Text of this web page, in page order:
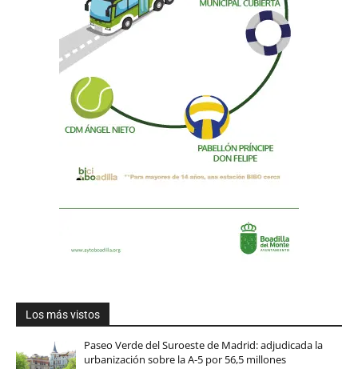
Los más vistos
Paseo Verde del Suroeste de Madrid: adjudicada la
urbanización sobre la A-5 por 56,5 millones